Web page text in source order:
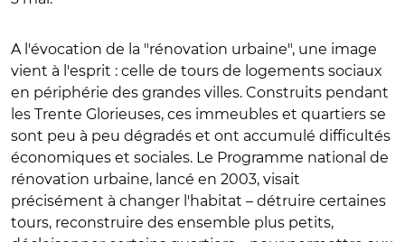
A l'évocation de la "rénovation urbaine", une image
vient à l'esprit : celle de tours de logements sociaux
en périphérie des grandes villes. Construits pendant
les Trente Glorieuses, ces immeubles et quartiers se
sont peu à peu dégradés et ont accumulé difficultés
économiques et sociales. Le Programme national de
rénovation urbaine, lancé en 2003, visait
précisément à changer l'habitat – détruire certaines
tours, reconstruire des ensemble plus petits,